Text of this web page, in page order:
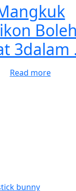
Boleh
3dalam
Read more